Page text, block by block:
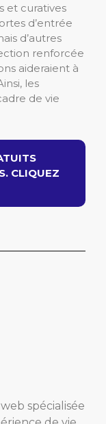
et curatives
d’entrée
d’autres
renforcée
aideraient à
les
de vie
CLIQUEZ
spécialisée